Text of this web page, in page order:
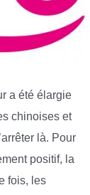
a été élargie
chinoises et
là. Pour
positif, la
fois, les